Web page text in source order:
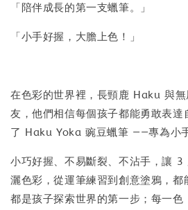
「陪伴成長的第一支蠟筆。」
「小手好握，大膽上色！」
在色彩的世界裡，長頸鹿 Haku 與
友，他們相信每個孩子都能勇敢表達
了 Haku Yoka 豌豆蠟筆 ——專為小
小巧好握、不易斷裂、不沾手，讓 3
灑色彩，從運筆練習到創意塗鴉，都
都是孩子探索世界的第一步；每一